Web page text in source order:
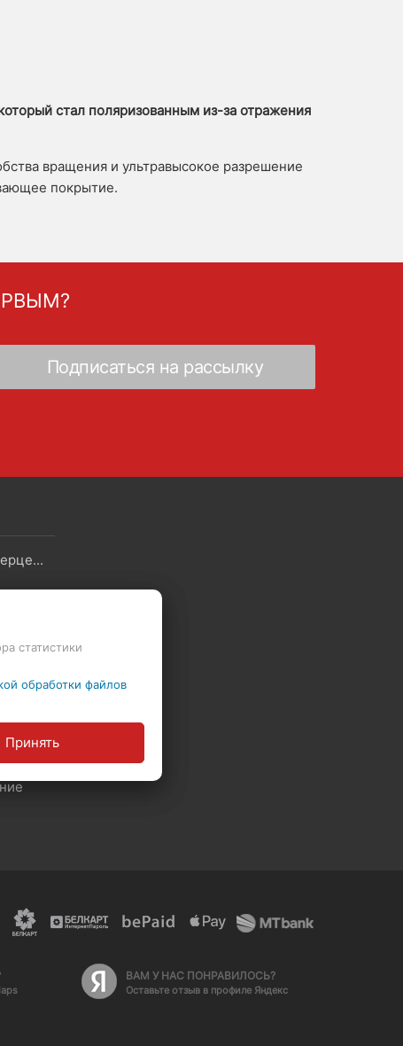
стал поляризованным из-за отражения
вращения и ультравысокое разрешение
покрытие.
Скидки - Распродажа - Суперцены
Политика в отношении обработки файлов Cookie
ВАМ У НАС ПОНРАВИЛОСЬ?
Оставьте отзыв в профиле Яндекс
статистики
обработки файлов
Принять